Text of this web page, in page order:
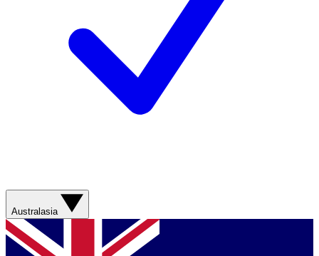
Australasia